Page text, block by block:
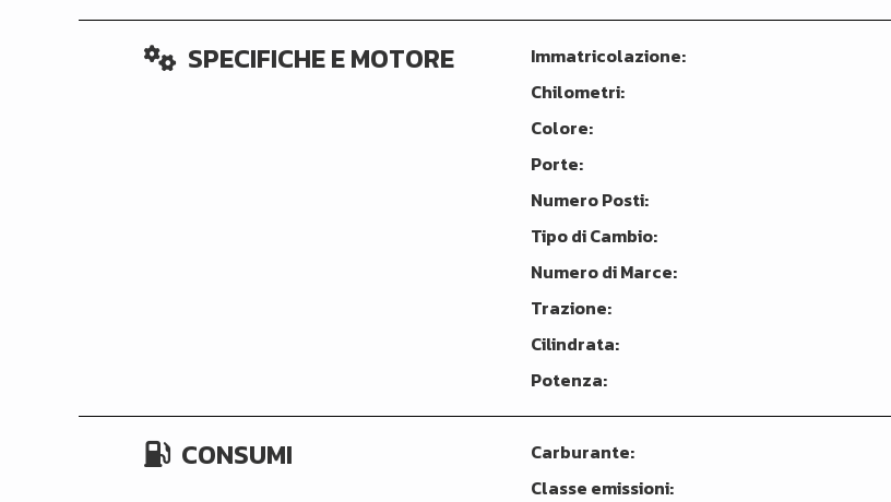
SPECIFICHE E MOTORE Immatricolazione:
Chilometri:
Colore:
Porte:
Numero Posti:
Tipo di Cambio:
Numero di Marce:
Trazione:
Cilindrata:
Potenza:
CONSUMI Carburante:
Classe emissioni: